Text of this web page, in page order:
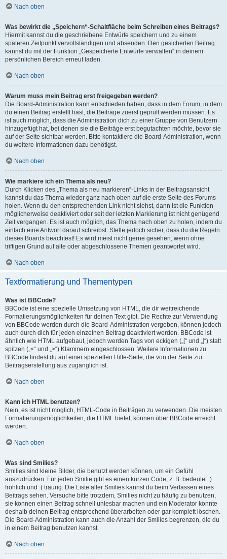
Nach oben
Was bewirkt die „Speichern“-Schaltfläche beim Schreiben eines Beitrags?
Hiermit kannst du die geschriebene Entwürfe speichern und zu einem
späteren Zeitpunkt vervollständigen und absenden. Den gesicherten Beitrag
kannst du mit der Funktion „Gespeicherte Entwürfe verwalten“ in deinem
persönlichen Bereich erneut laden.
Nach oben
Warum muss mein Beitrag erst freigegeben werden?
Die Board-Administration kann entschieden haben, dass in dem Forum, in dem
du einen Beitrag erstellt hast, die Beiträge zuerst geprüft werden müssen. Es
ist auch möglich, dass die Administration dich zu einer Gruppe von Benutzern
hinzugefügt hat, bei denen sie die Beiträge erst begutachten möchte, bevor sie
auf der Seite sichtbar werden. Bitte kontaktiere die Board-Administration, wenn
du weitere Informationen dazu benötigst.
Nach oben
Wie markiere ich ein Thema als neu?
Durch Klicken des „Thema als neu markieren“-Links in der Beitragsansicht
kannst du das Thema wieder ganz nach oben auf die erste Seite des Forums
holen. Wenn du den entsprechenden Link nicht siehst, dann ist die Funktion
möglicherweise deaktiviert oder seit der letzten Markierung ist nicht genügend
Zeit vergangen. Es ist auch möglich, das Thema nach oben zu holen, indem du
einfach eine Antwort darauf schreibst. Stelle jedoch sicher, dass du die Regeln
dieses Boards beachtest! Es wird meist nicht gerne gesehen, wenn ohne
triftigen Grund auf alte oder abgeschlossene Themen geantwortet wird.
Nach oben
Textformatierung und Thementypen
Was ist BBCode?
BBCode ist eine spezielle Umsetzung von HTML, die dir weitreichende
Formatierungsmöglichkeiten für deinen Text gibt. Die Rechte zur Verwendung
von BBCode werden durch die Board-Administration vergeben, können jedoch
auch durch dich für jeden einzelnen Beitrag deaktiviert werden. BBCode ist
ähnlich wie HTML aufgebaut, jedoch werden Tags von eckigen („[“ und „]“) statt
spitzen („<“ und „>“) Klammern eingeschlossen. Weitere Informationen zu
BBCode findest du auf einer speziellen Hilfe-Seite, die von der Seite zur
Beitragserstellung aus zugänglich ist.
Nach oben
Kann ich HTML benutzen?
Nein, es ist nicht möglich, HTML-Code in Beiträgen zu verwenden. Die meisten
Formatierungsmöglichkeiten, die HTML bietet, können über BBCode erreicht
werden.
Nach oben
Was sind Smilies?
Smilies sind kleine Bilder, die benutzt werden können, um ein Gefühl
auszudrücken. Für jeden Smilie gibt es einen kurzen Code, z. B. bedeutet :)
fröhlich und :( traurig. Die Liste aller Smilies kannst du beim Verfassen eines
Beitrags sehen. Versuche bitte trotzdem, Smilies nicht zu häufig zu benutzen,
sie können einen Beitrag schnell unlesbar machen und ein Moderator könnte
deshalb deinen Beitrag entsprechend überarbeiten oder gar komplett löschen.
Die Board-Administration kann auch die Anzahl der Smilies begrenzen, die du
in einem Beitrag benutzen kannst.
Nach oben